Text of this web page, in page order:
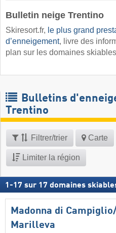
Bulletin neige Trentino ​
Skiresort.fr, le plus grand
d’enneigement, livre des
plan sur les domaines
Bulletins
Trentino
Filtrer/trier Carte
Limiter la région
1 -17 sur 17 domaines
Madonna di
Marilleva